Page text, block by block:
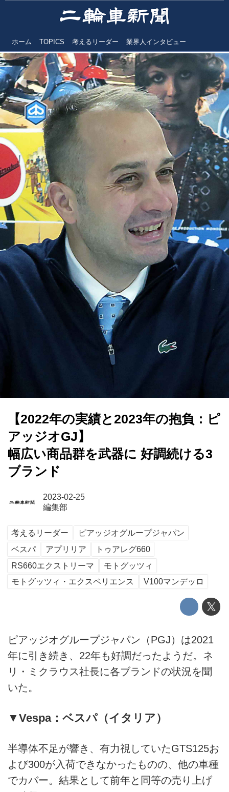
ホーム TOPICS 考えるリーダー 業界人インタビュー
【2022年の実績と2023年の抱負：ピ
アッジオGJ】
幅広い商品群を武器に 好調続ける3
ブランド
2023-02-25
編集部
考えるリーダー
ピアッジオグループジャパン
ベスパ
アプリリア
トゥアレグ660
RS660エクストリーマ
モトグッツィ
モトグッツィ・エクスペリエンス
V100マンデッロ
ピアッジオグループジャパン（PGJ）は2021
年に引き続き、22年も好調だったようだ。ネ
リ・ミクラウス社長に各ブランドの状況を聞
いた。
▼Vespa：ベスパ（イタリア）
半導体不足が響き、有力視していたGTS125お
よび300が入荷できなかったものの、他の車種
でカバー。結果として前年と同等の売り上げ